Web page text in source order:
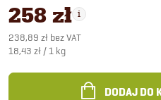
258 zł
238,89 zł bez VAT
Cena
18,43 zł / 1 kg
DODAJ DO